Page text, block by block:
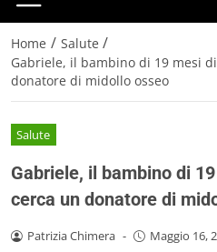
Home / Salute /
Gabriele, il bambino di 19 mesi
donatore di midollo osseo
Salute
Gabriele, il bambino di
cerca un donatore di
Patrizia Chimera - Maggio 16,